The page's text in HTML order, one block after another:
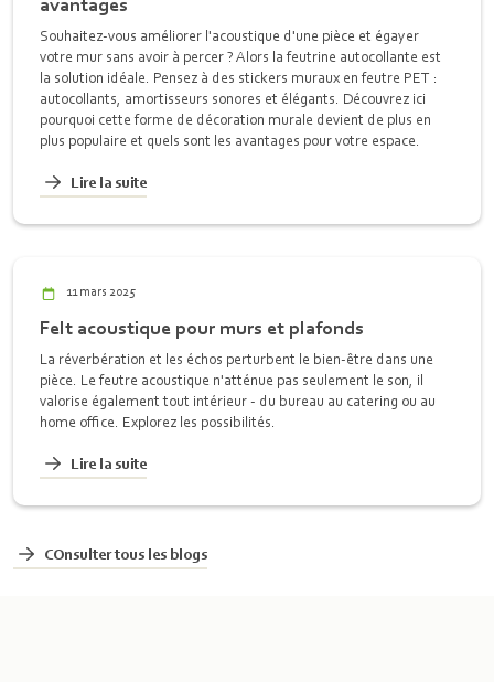
Souhaitez-vous améliorer l'acoustique d'une pièce et égayer
votre mur sans avoir à percer ? Alors la feutrine autocollante est
la solution idéale. Pensez à des stickers muraux en feutre PET :
autocollants, amortisseurs sonores et élégants. Découvrez ici
pourquoi cette forme de décoration murale devient de plus en
plus populaire et quels sont les avantages pour votre espace.
Lire la suite
11 mars 2025
Felt acoustique pour murs et plafonds
La réverbération et les échos perturbent le bien-être dans une
pièce. Le feutre acoustique n'atténue pas seulement le son, il
valorise également tout intérieur - du bureau au catering ou au
home office. Explorez les possibilités.
Lire la suite
COnsulter tous les blogs